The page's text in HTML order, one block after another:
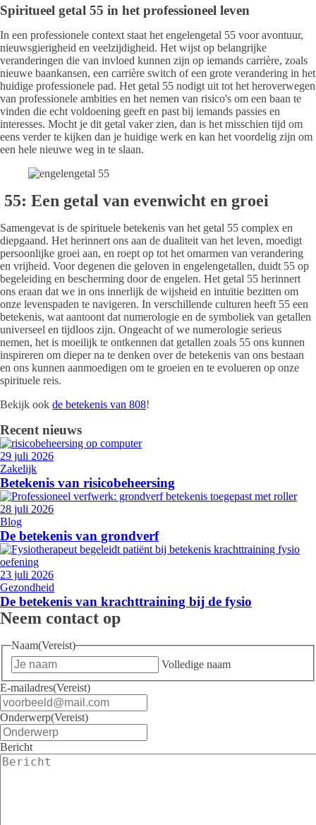
Spiritueel getal 55 in het professioneel leven
In een professionele context staat het engelengetal 55 voor avontuur,
nieuwsgierigheid en veelzijdigheid. Het wijst op belangrijke
veranderingen die van invloed kunnen zijn op iemands carrière, zoals
nieuwe baankansen, een carrière switch of een grote verandering in het
huidige professionele pad. Het getal 55 nodigt uit tot het heroverwegen
van professionele ambities en het nemen van risico's om een baan te
vinden die echt voldoening geeft en past bij iemands passies en
interesses. Mocht je dit getal vaker zien, dan is het misschien tijd om
eens verder te kijken dan je huidige werk en kan het voordelig zijn om
een hele nieuwe weg in te slaan.
55: Een getal van evenwicht en groei
Samengevat is de spirituele betekenis van het getal 55 complex en
diepgaand. Het herinnert ons aan de dualiteit van het leven, moedigt
persoonlijke groei aan, en roept op tot het omarmen van verandering
en vrijheid. Voor degenen die geloven in engelengetallen, duidt 55 op
begeleiding en bescherming door de engelen. Het getal 55 herinnert
ons eraan dat we in ons innerlijk de wijsheid en intuïtie bezitten om
onze levenspaden te navigeren. In verschillende culturen heeft 55 een
betekenis, wat aantoont dat numerologie en de symboliek van getallen
universeel en tijdloos zijn. Ongeacht of we numerologie serieus
nemen, het is moeilijk te ontkennen dat getallen zoals 55 ons kunnen
inspireren om dieper na te denken over de betekenis van ons bestaan
en ons kunnen aanmoedigen om te groeien en te evolueren op onze
spirituele reis.
Bekijk ook de betekenis van 808!
Recent nieuws
29 juli 2026
Zakelijk
Betekenis van risicobeheersing
28 juli 2026
Blog
De betekenis van grondverf
23 juli 2026
Gezondheid
De betekenis van krachttraining bij de fysio
Neem contact op
Naam(Vereist)
Volledige naam
E-mailadres(Vereist)
Onderwerp(Vereist)
Bericht